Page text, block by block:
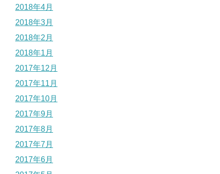
2018年4月
2018年3月
2018年2月
2018年1月
2017年12月
2017年11月
2017年10月
2017年9月
2017年8月
2017年7月
2017年6月